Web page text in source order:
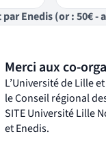
Enedis (or : 50€ -
Merci aux co-
L’Université de Lille
le Conseil régional
SITE Université Lille
et Enedis.